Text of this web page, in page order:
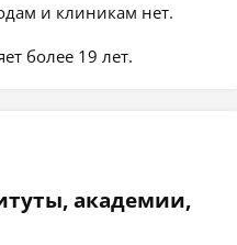
и клиникам нет.
более 19 лет.
академии,